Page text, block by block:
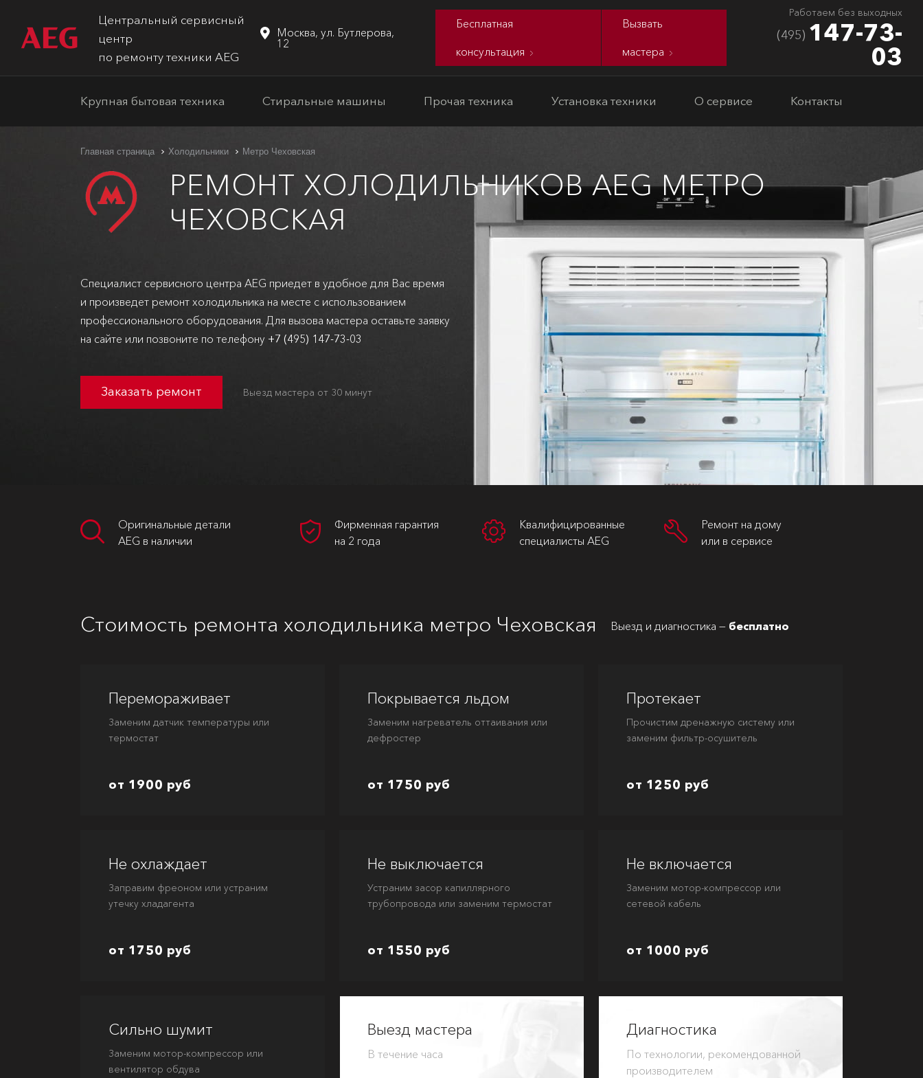
Центральный сервисный
центр
по ремонту техники AEG
Москва, ул. Бутлерова,
12
Бесплатная
консультация
Вызвать
мастера
Работаем без выходных
(495) 147-73-
03
Крупная бытовая техника Стиральные машины Прочая техника Установка техники О сервисе Контакты
Главная страница Холодильники Метро Чеховская
РЕМОНТ ХОЛОДИЛЬНИКОВ AEG МЕТРО
ЧЕХОВСКАЯ
Специалист сервисного центра AEG приедет в удобное для Вас время
и произведет ремонт холодильника на месте с использованием
профессионального оборудования. Для вызова мастера оставьте заявку
на сайте или позвоните по телефону +7 (495) 147-73-03
Заказать ремонт Выезд мастера от 30 минут
Оригинальные детали
AEG в наличии
Фирменная гарантия
на 2 года
Квалифицированные
специалисты AEG
Ремонт на дому
или в сервисе
Стоимость ремонта холодильника метро Чеховская Выезд и диагностика — бесплатно
Перемораживает
Заменим датчик температуры или
термостат
от 1900 руб
Покрывается льдом
Заменим нагреватель оттаивания или
дефростер
от 1750 руб
Протекает
Прочистим дренажную систему или
заменим фильтр-осушитель
от 1250 руб
Не охлаждает
Заправим фреоном или устраним
утечку хладагента
от 1750 руб
Не выключается
Устраним засор капиллярного
трубопровода или заменим термостат
от 1550 руб
Не включается
Заменим мотор-компрессор или
сетевой кабель
от 1000 руб
Сильно шумит
Заменим мотор-компрессор или
вентилятор обдува
Выезд мастера
В течение часа
Диагностика
По технологии, рекомендованной
производителем